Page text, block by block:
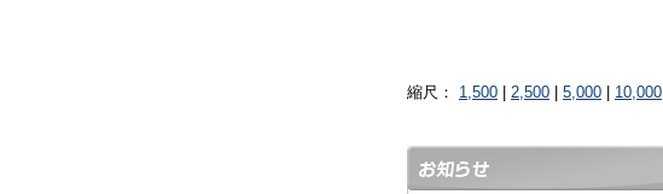
縮尺： 1,500 2,500 5,000 10,000